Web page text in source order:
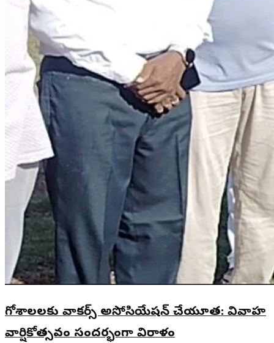
గోశాలలకు వాకర్స్ అసోసియేషన్ చేయూత: వివాహ
వార్షికోత్సవం సందర్భంగా విరాళం